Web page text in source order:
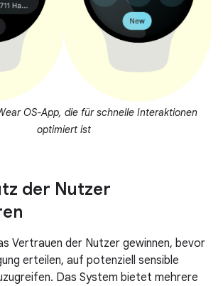
OS-App, die für schnelle Interaktionen
optimiert ist
der Nutzer
Vertrauen der Nutzer gewinnen, bevor
erteilen, auf potenziell sensible
Das System bietet mehrere